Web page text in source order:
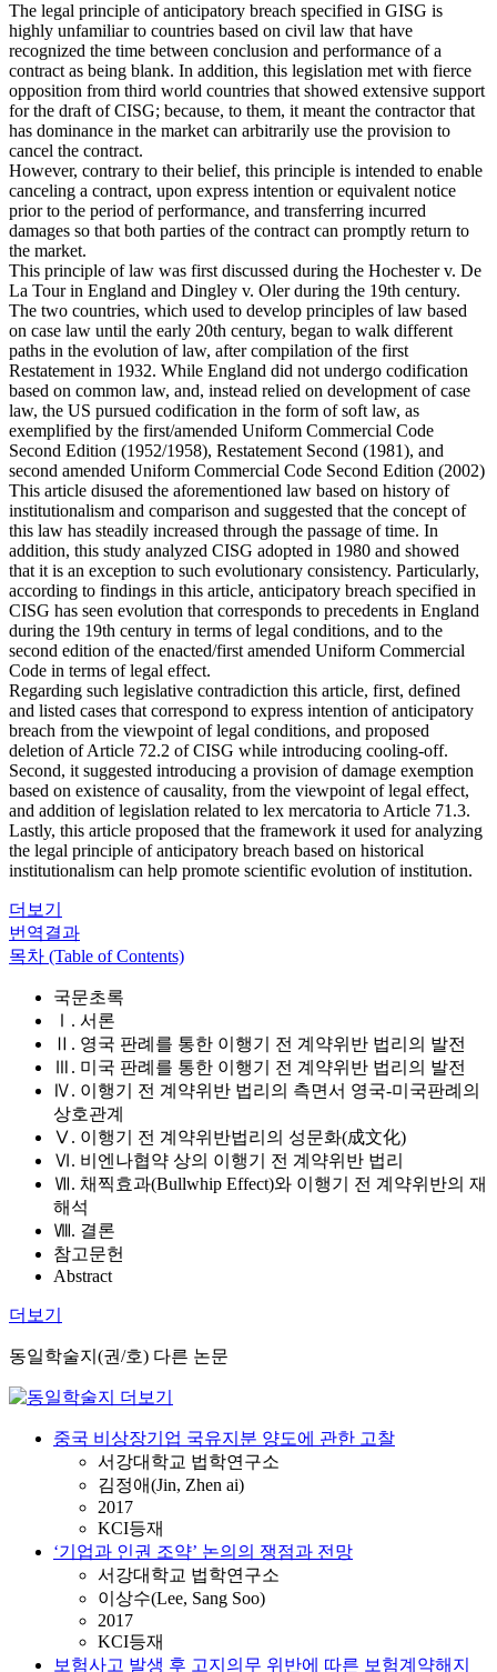
The legal principle of anticipatory breach specified in GISG is
highly unfamiliar to countries based on civil law that have
recognized the time between conclusion and performance of a
contract as being blank. In addition, this legislation met with fierce
opposition from third world countries that showed extensive support
for the draft of CISG; because, to them, it meant the contractor that
has dominance in the market can arbitrarily use the provision to
cancel the contract.
However, contrary to their belief, this principle is intended to enable
canceling a contract, upon express intention or equivalent notice
prior to the period of performance, and transferring incurred
damages so that both parties of the contract can promptly return to
the market.
This principle of law was first discussed during the Hochester v. De
La Tour in England and Dingley v. Oler during the 19th century.
The two countries, which used to develop principles of law based
on case law until the early 20th century, began to walk different
paths in the evolution of law, after compilation of the first
Restatement in 1932. While England did not undergo codification
based on common law, and, instead relied on development of case
law, the US pursued codification in the form of soft law, as
exemplified by the first/amended Uniform Commercial Code
Second Edition (1952/1958), Restatement Second (1981), and
second amended Uniform Commercial Code Second Edition (2002)
This article disused the aforementioned law based on history of
institutionalism and comparison and suggested that the concept of
this law has steadily increased through the passage of time. In
addition, this study analyzed CISG adopted in 1980 and showed
that it is an exception to such evolutionary consistency. Particularly,
according to findings in this article, anticipatory breach specified in
CISG has seen evolution that corresponds to precedents in England
during the 19th century in terms of legal conditions, and to the
second edition of the enacted/first amended Uniform Commercial
Code in terms of legal effect.
Regarding such legislative contradiction this article, first, defined
and listed cases that correspond to express intention of anticipatory
breach from the viewpoint of legal conditions, and proposed
deletion of Article 72.2 of CISG while introducing cooling-off.
Second, it suggested introducing a provision of damage exemption
based on existence of causality, from the viewpoint of legal effect,
and addition of legislation related to lex mercatoria to Article 71.3.
Lastly, this article proposed that the framework it used for analyzing
the legal principle of anticipatory breach based on historical
institutionalism can help promote scientific evolution of institution.
더보기
번역결과
목차 (Table of Contents)
국문초록
Ⅰ. 서론
Ⅱ. 영국 판례를 통한 이행기 전 계약위반 법리의 발전
Ⅲ. 미국 판례를 통한 이행기 전 계약위반 법리의 발전
Ⅳ. 이행기 전 계약위반 법리의 측면서 영국-미국판례의
상호관계
Ⅴ. 이행기 전 계약위반법리의 성문화(成文化)
Ⅵ. 비엔나협약 상의 이행기 전 계약위반 법리
Ⅶ. 채찍효과(Bullwhip Effect)와 이행기 전 계약위반의 재
해석
Ⅷ. 결론
참고문헌
Abstract
더보기
동일학술지(권/호) 다른 논문
중국 비상장기업 국유지분 양도에 관한 고찰
서강대학교 법학연구소
김정애(Jin, Zhen ai)
2017
KCI등재
‘기업과 인권 조약’ 논의의 쟁점과 전망
서강대학교 법학연구소
이상수(Lee, Sang Soo)
2017
KCI등재
보험사고 발생 후 고지의무 위반에 따른 보험계약해지